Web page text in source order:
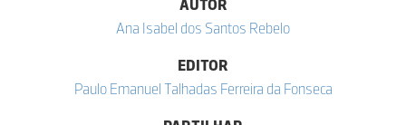
AUTOR
Ana Isabel dos Santos Rebelo
EDITOR
Paulo Emanuel Talhadas Ferreira da Fonseca